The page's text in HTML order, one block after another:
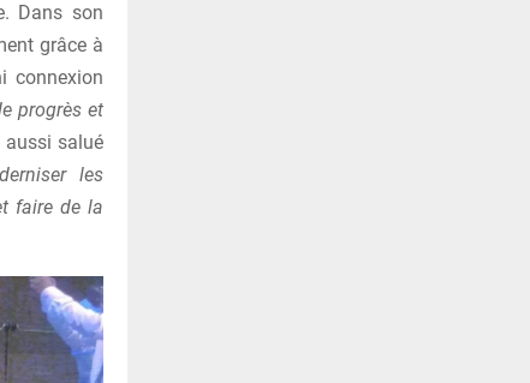
Dans son
grâce à
connexion
progrès et
aussi salué
les
faire de la